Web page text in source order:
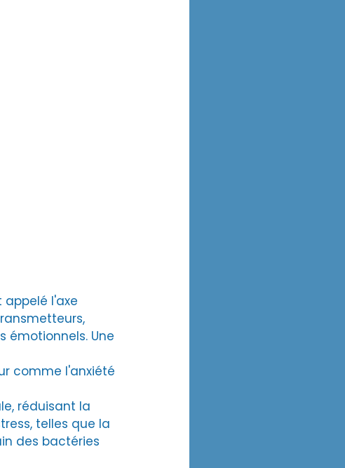
appelé l'axe
émotionnels. Une
comme l'anxiété
réduisant la
telles que la
des bactéries